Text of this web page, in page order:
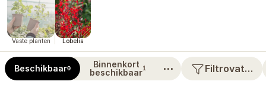
Vaste planten Lobelia
Beschikbaar0
Binnenkort
beschikbaar1 ⋯ Filtrovat…